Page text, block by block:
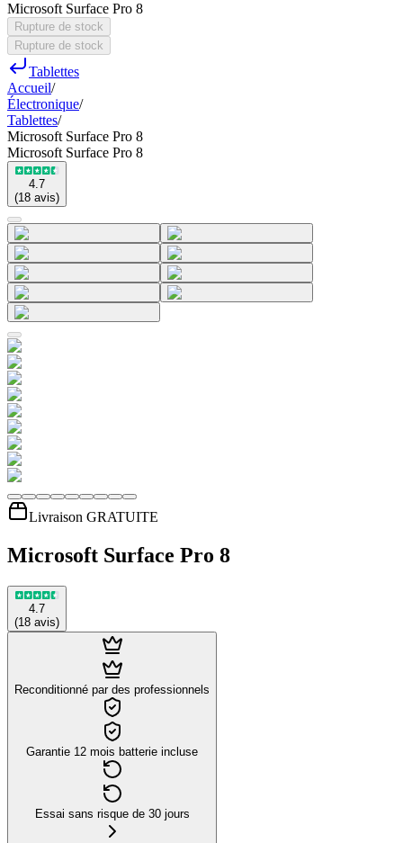
Microsoft Surface Pro 8
Rupture de stock
Rupture de stock
Tablettes
Accueil/
Électronique/
Tablettes/
Microsoft Surface Pro 8
Microsoft Surface Pro 8
4.7
(18 avis)
Livraison GRATUITE
Microsoft Surface Pro 8
4.7
(18 avis)
Reconditionné par des professionnels
Garantie 12 mois batterie incluse
Essai sans risque de 30 jours